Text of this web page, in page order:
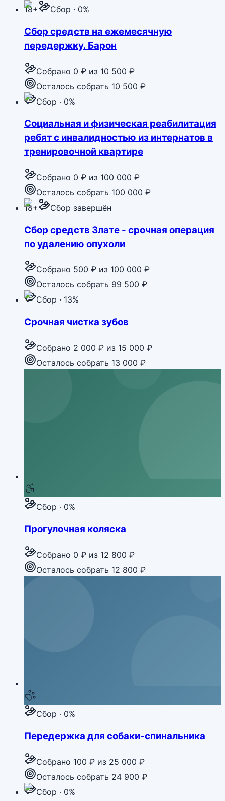
18+
Сбор · 0%
Сбор средств на ежемесячную
передержку. Барон
Собрано 0 ₽ из 10 500 ₽
Осталось собрать 10 500 ₽
Сбор · 0%
Социальная и физическая реабилитация
ребят с инвалидностью из интернатов в
тренировочной квартире
Собрано 0 ₽ из 100 000 ₽
Осталось собрать 100 000 ₽
18+
Сбор завершён
Сбор средств Злате - срочная операция
по удалению опухоли
Собрано 500 ₽ из 100 000 ₽
Осталось собрать 99 500 ₽
Сбор · 13%
Срочная чистка зубов
Собрано 2 000 ₽ из 15 000 ₽
Осталось собрать 13 000 ₽
Сбор · 0%
Прогулочная коляска
Собрано 0 ₽ из 12 800 ₽
Осталось собрать 12 800 ₽
Сбор · 0%
Передержка для собаки-спинальника
Собрано 100 ₽ из 25 000 ₽
Осталось собрать 24 900 ₽
Сбор · 0%